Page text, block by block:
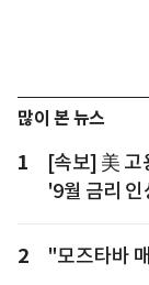
많이 본 뉴스
1
[속보] 美 고
'9월 금리
2 "모즈타바